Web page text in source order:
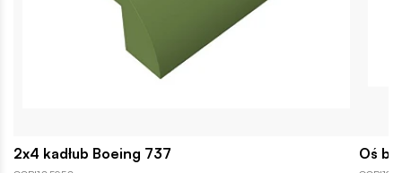
2x4 kadłub Boeing 737 Oś